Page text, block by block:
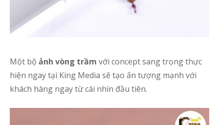
Một bộ ảnh vòng trầm với concept sang trọng thực
hiện ngay tại King Media sẽ tạo ấn tượng mạnh với
khách hàng ngay từ cái nhìn đầu tiên.